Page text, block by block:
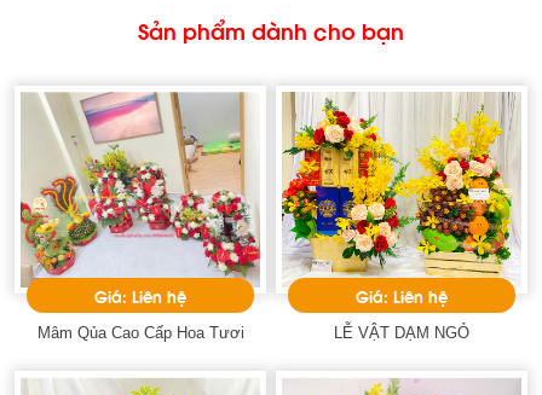
Sản phẩm dành cho bạn
Giá: Liên hệ
Mâm Qủa Cao Cấp Hoa Tươi
Giá: Liên hệ
LỄ VẬT DẠM NGỎ